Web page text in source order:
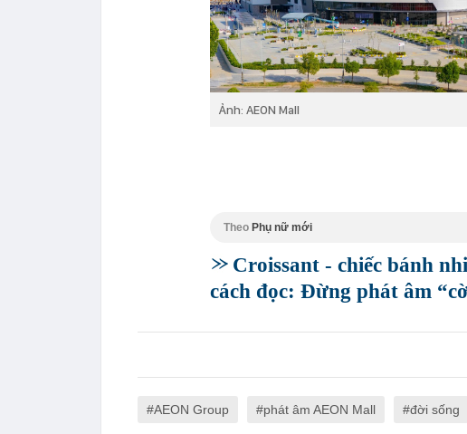
Ảnh: AEON Mall
Theo Phụ nữ mới
Croissant - chiếc bánh
cách đọc: Đừng phát âm
AEON Group phát âm AEON Mall đời sống